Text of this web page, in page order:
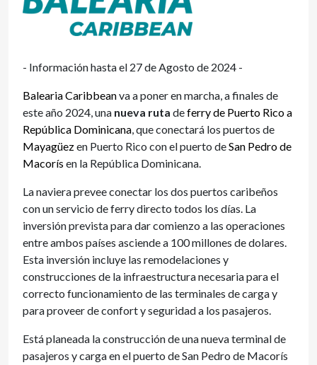
- Información hasta el 27 de Agosto de 2024 -
Balearia Caribbeanva a poner en marcha, a finales de
este año 2024, una nueva ruta deferry de Puerto Rico a
República Dominicana, que conectará los puertos de
Mayagüezen Puerto Rico con el puerto deSan Pedro de
Macorís en la República Dominicana.
La naviera prevee conectar los dos puertos caribeños
con un servicio de ferry directo todos los días. La
inversión prevista para dar comienzo a las operaciones
entre ambos países asciende a 100 millones de dolares.
Esta inversión incluye las remodelaciones y
construcciones de la infraestructura necesaria para el
correcto funcionamiento de las terminales de carga y
para proveer de confort y seguridad a los pasajeros.
Está planeada la construcción de una nueva terminal de
pasajeros y carga en el puerto de San Pedro de Macorís